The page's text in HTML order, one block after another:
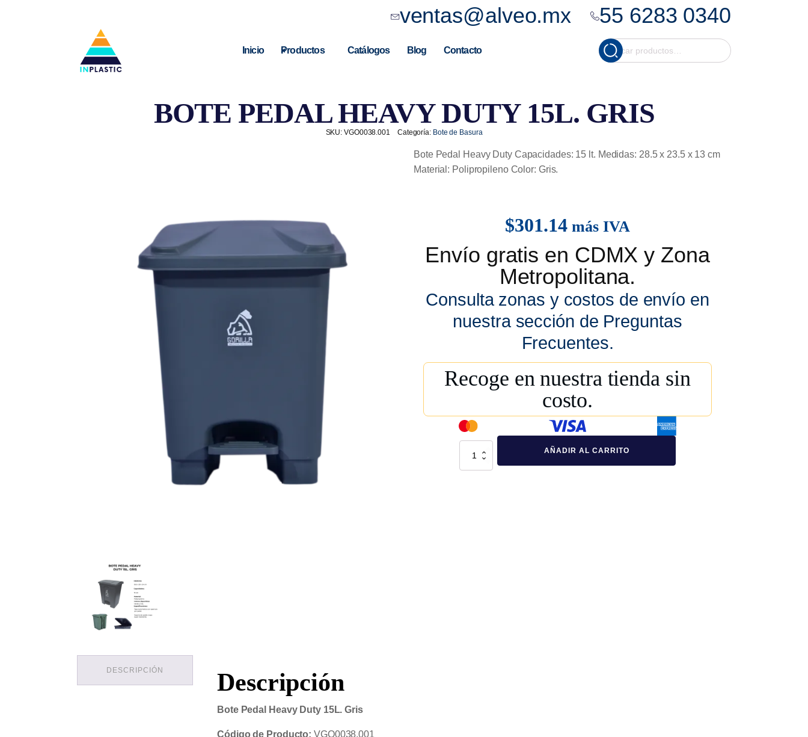
ventas@alveo.mx 55 6283 0340
Inicio Productos Catálogos Blog Contacto
Buscar
por:
Cuando hay
BOTE PEDAL HEAVY DUTY 15L. GRIS
SKU:VGO0038.001 Categoría: Bote de Basura
Bote Pedal Heavy Duty Capacidades: 15 lt. Medidas: 28.5 x 23.5 x 13 cm
Material: Polipropileno Color: Gris.
$301.14 más IVA
Envío gratis en CDMX y Zona
Metropolitana.
Consulta zonas y costos de envío en
nuestra sección de Preguntas
Frecuentes.
Recoge en nuestra tienda sin
costo.
Pedal
AÑADIR AL CARRITO
DESCRIPCIÓN Descripción
Bote Pedal Heavy Duty 15L. Gris
Código de Producto: VGO0038.001